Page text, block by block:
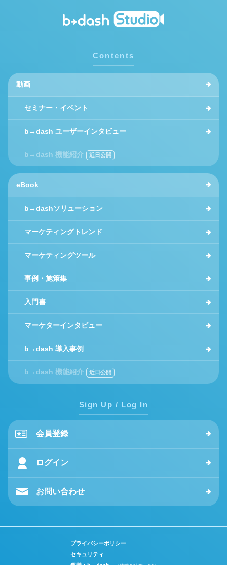
Contents
動画
セミナー・イベント
b→dash ユーザーインタビュー
b→dash 機能紹介
eBook
b→dashソリューション
マーケティングトレンド
マーケティングツール
事例・施策集
入門書
マーケターインタビュー
b→dash 導入事例
b→dash 機能紹介
Sign Up / Log In
会員登録
ログイン
お問い合わせ
プライバシーポリシー
セキュリティ